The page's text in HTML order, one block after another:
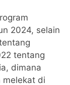
2024, selain
tentang
dimana
melekat di